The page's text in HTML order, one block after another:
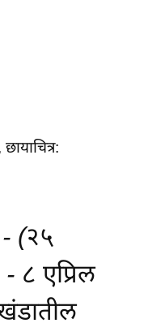
(२५
८ एप्रिल